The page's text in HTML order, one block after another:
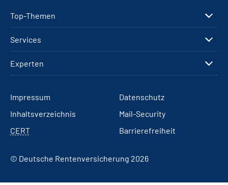
Top-Themen
Services
Experten
Impressum
Datenschutz
Inhaltsverzeichnis
Mail-Security
CERT
Barrierefreiheit
© Deutsche Rentenversicherung 2026